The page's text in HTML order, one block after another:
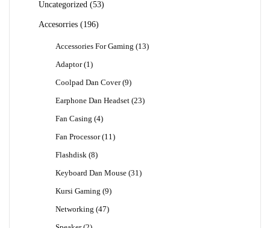
Uncategorized 5353
Accesorries
196196
Accessories For Gaming 1313
Adaptor 1 1
Coolpad Dan Cover 99
Earphone Dan Headset 2323
Fan Casing 44
Fan Processor 11 11
Flashdisk 88
Keyboard Dan Mouse 31 31
Kursi Gaming 99
Networking 4747